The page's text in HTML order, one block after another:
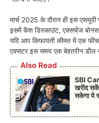
मार्च 2025 के दौरान ही इस
इसमें कैश डिस्काउंट, एक्सचेंज बोनस
यदि आप किफायती कीमत में एक
एक्सटर इस समय एक बेहतरीन डील
Also Read
SBI Car
खरीद
सकेगा ये